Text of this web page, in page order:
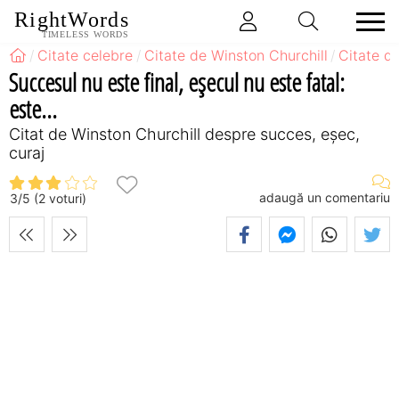
RightWords
TIMELESS WORDS
Citate celebre Citate de Winston Churchill Citate
Succesul nu este final, eșecul nu este fatal:
este...
Citat de Winston Churchill despre succes, eșec,
curaj
3/5 (2 voturi) adaugă un comentariu